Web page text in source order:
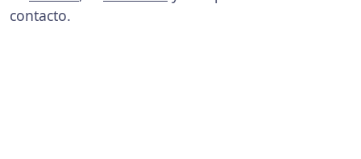
contacto.